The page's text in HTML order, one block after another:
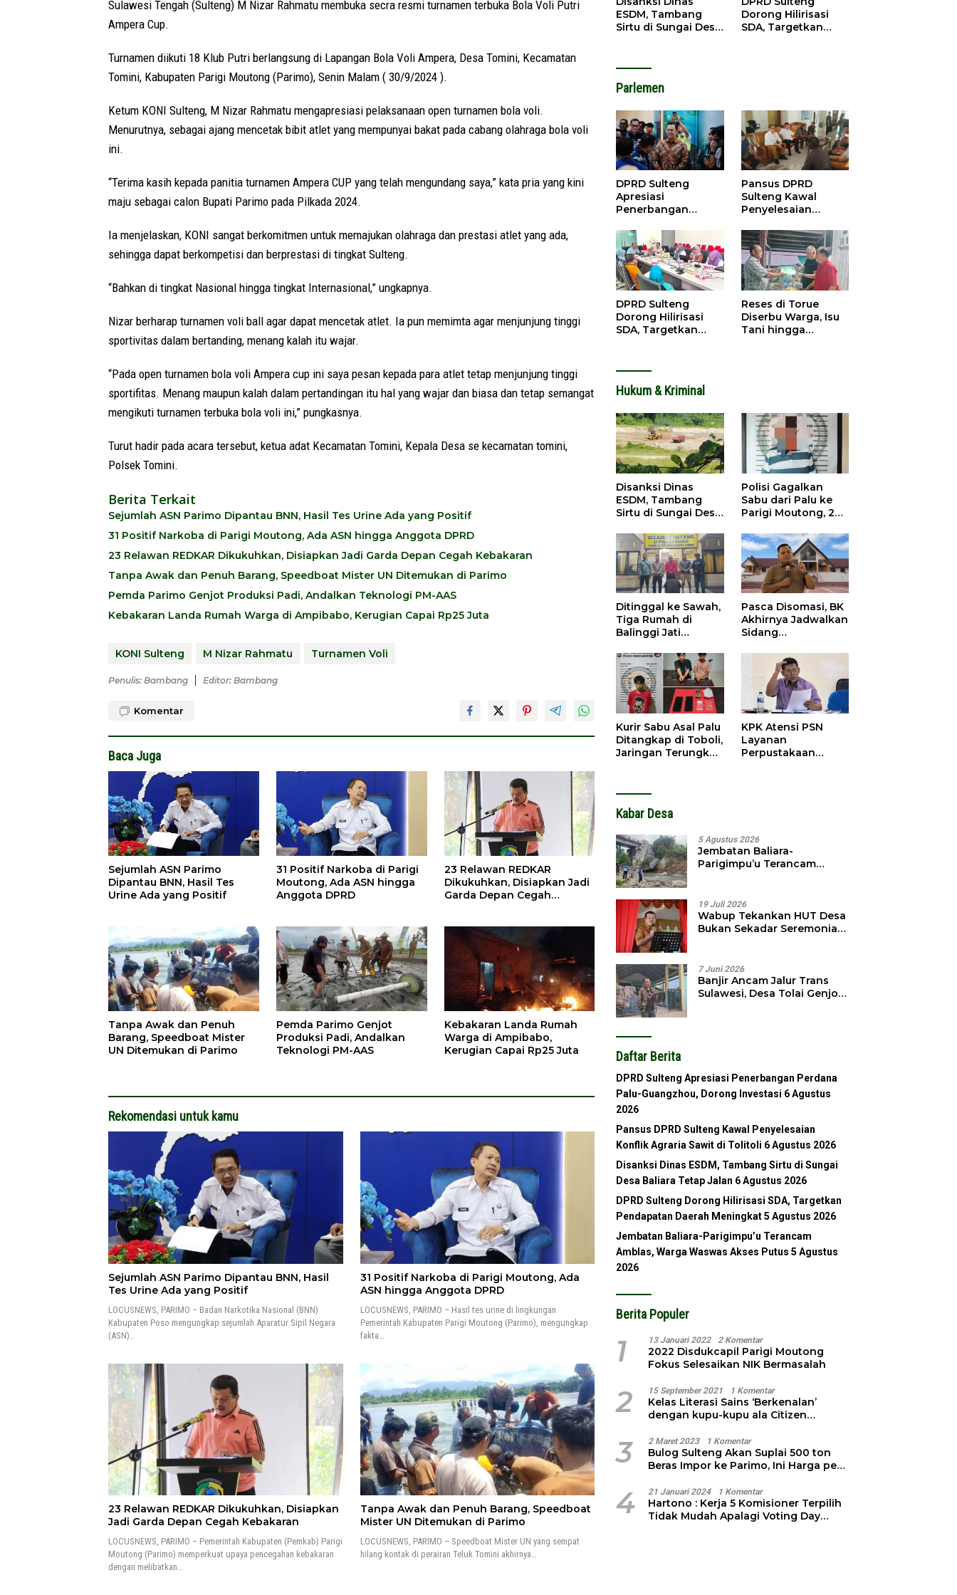
Sulawesi Tengah (Sulteng) M Nizar Rahmatu membuka secra resmi turnamen terbuka Bola Voli Putri
Ampera Cup.
Turnamen diikuti 18 Klub Putri berlangsung di Lapangan Bola Voli Ampera, Desa Tomini, Kecamatan
Tomini, Kabupaten Parigi Moutong (Parimo), Senin Malam ( 30/9/2024 ).
Ketum KONI Sulteng, M Nizar Rahmatu mengapresiasi pelaksanaan open turnamen bola voli.
Menurutnya, sebagai ajang mencetak bibit atlet yang mempunyai bakat pada cabang olahraga bola voli
ini.
“Terima kasih kepada panitia turnamen Ampera CUP yang telah mengundang saya,” kata pria yang kini
maju sebagai calon Bupati Parimo pada Pilkada 2024.
Ia menjelaskan, KONI sangat berkomitmen untuk memajukan olahraga dan prestasi atlet yang ada,
sehingga dapat berkompetisi dan berprestasi di tingkat Sulteng.
“Bahkan di tingkat Nasional hingga tingkat Internasional,” ungkapnya.
Nizar berharap turnamen voli ball agar dapat mencetak atlet. Ia pun memimta agar menjunjung tinggi
sportivitas dalam bertanding, menang kalah itu wajar.
“Pada open turnamen bola voli Ampera cup ini saya pesan kepada para atlet tetap menjunjung tinggi
sportifitas. Menang maupun kalah dalam pertandingan itu hal yang wajar dan biasa dan tetap semangat
mengikuti turnamen terbuka bola voli ini,” pungkasnya.
Turut hadir pada acara tersebut, ketua adat Kecamatan Tomini, Kepala Desa se kecamatan tomini,
Polsek Tomini.
Berita Terkait
Sejumlah ASN Parimo Dipantau BNN, Hasil Tes Urine Ada yang Positif
31 Positif Narkoba di Parigi Moutong, Ada ASN hingga Anggota DPRD
23 Relawan REDKAR Dikukuhkan, Disiapkan Jadi Garda Depan Cegah Kebakaran
Tanpa Awak dan Penuh Barang, Speedboat Mister UN Ditemukan di Parimo
Pemda Parimo Genjot Produksi Padi, Andalkan Teknologi PM-AAS
Kebakaran Landa Rumah Warga di Ampibabo, Kerugian Capai Rp25 Juta
KONI Sulteng M Nizar Rahmatu Turnamen Voli
Penulis: Bambang Editor: Bambang
Komentar
Baca Juga
Sejumlah ASN Parimo
Dipantau BNN, Hasil Tes
Urine Ada yang Positif
31 Positif Narkoba di Parigi
Moutong, Ada ASN hingga
Anggota DPRD
23 Relawan REDKAR
Dikukuhkan, Disiapkan Jadi
Garda Depan Cegah
Tanpa Awak dan Penuh
Barang, Speedboat Mister
UN Ditemukan di Parimo
Pemda Parimo Genjot
Produksi Padi, Andalkan
Teknologi PM-AAS
Kebakaran Landa Rumah
Warga di Ampibabo,
Kerugian Capai Rp25 Juta
Rekomendasi untuk kamu
Sejumlah ASN Parimo Dipantau BNN, Hasil
Tes Urine Ada yang Positif
LOCUSNEWS, PARIMO – Badan Narkotika Nasional (BNN)
Kabupaten Poso mengungkap sejumlah Aparatur Sipil Negara
(ASN)…
31 Positif Narkoba di Parigi Moutong, Ada
ASN hingga Anggota DPRD
LOCUSNEWS, PARIMO – Hasil tes urine di lingkungan
Pemerintah Kabupaten Parigi Moutong (Parimo), mengungkap
fakta…
23 Relawan REDKAR Dikukuhkan, Disiapkan
Jadi Garda Depan Cegah Kebakaran
LOCUSNEWS, PARIMO – Pemerintah Kabupaten (Pemkab) Parigi
Moutong (Parimo) memperkuat upaya pencegahan kebakaran
dengan melibatkan…
Tanpa Awak dan Penuh Barang, Speedboat
Mister UN Ditemukan di Parimo
LOCUSNEWS, PARIMO – Speedboat Mister UN yang sempat
hilang kontak di perairan Teluk Tomini akhirnya…
ESDM, Tambang
Sirtu di Sungai Desa
Dorong Hilirisasi
SDA, Targetkan
Parlemen
DPRD Sulteng
Apresiasi
Penerbangan
Guangzhou, Dorong
Investasi
Pansus DPRD
Sulteng Kawal
Penyelesaian
Sawit di Tolitoli
DPRD Sulteng
Dorong Hilirisasi
SDA, Targetkan
Reses di Torue
Diserbu Warga, Isu
Tani hingga
Hukum & Kriminal
Disanksi Dinas
ESDM, Tambang
Sirtu di Sungai Desa
Polisi Gagalkan
Sabu dari Palu ke
Parigi Moutong, 2
Ditangkap
Ditinggal ke Sawah,
Tiga Rumah di
Balinggi Jati
Ditangkap Dini Hari
Pasca Disomasi, BK
Akhirnya Jadwalkan
Sidang
Terhadap Selpina
Kurir Sabu Asal Palu
Ditangkap di Toboli,
Jaringan Terungkap
KPK Atensi PSN
Layanan
Perpustakaan
Kabar Desa
5 Agustus 2026
Jembatan Baliara-
Parigimpu’u Terancam
19 Juli 2026
Wabup Tekankan HUT Desa
Bukan Sekadar Seremonial,
7 Juni 2026
Banjir Ancam Jalur Trans
Sulawesi, Desa Tolai Genjot
Daftar Berita
DPRD Sulteng Apresiasi Penerbangan Perdana
Palu-Guangzhou, Dorong Investasi 6 Agustus
2026
Pansus DPRD Sulteng Kawal Penyelesaian
Konflik Agraria Sawit di Tolitoli 6 Agustus 2026
Disanksi Dinas ESDM, Tambang Sirtu di Sungai
Desa Baliara Tetap Jalan 6 Agustus 2026
DPRD Sulteng Dorong Hilirisasi SDA, Targetkan
Pendapatan Daerah Meningkat 5 Agustus 2026
Jembatan Baliara-Parigimpu’u Terancam
Amblas, Warga Waswas Akses Putus 5 Agustus
2026
Berita Populer
1 13 Januari 2022 2 Komentar
2022 Disdukcapil Parigi Moutong
Fokus Selesaikan NIK Bermasalah
2 15 September 2021 1 Komentar
Kelas Literasi Sains ‘Berkenalan’
dengan kupu-kupu ala Citizen
3 2 Maret 2023 1 Komentar
Bulog Sulteng Akan Suplai 500 ton
Beras Impor ke Parimo, Ini Harga per
4 21 Januari 2024 1 Komentar
Hartono : Kerja 5 Komisioner Terpilih
Tidak Mudah Apalagi Voting Day